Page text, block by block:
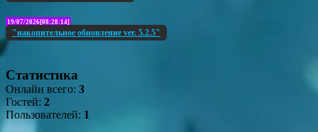
19/07/2026[08:28:14]
"накопительное обновление ver. 5.2.5"
Статистика
Онлайн всего: 3
Гостей: 2
Пользователей: 1